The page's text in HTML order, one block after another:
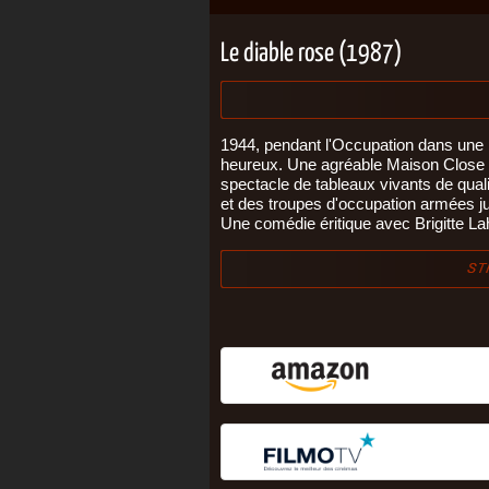
Le diable rose (1987)
1944, pendant l'Occupation dans
heureux. Une agréable Maison
spectacle de tableaux vivants de
et des troupes d'occupation armées
Une comédie éritique avec Brigitte